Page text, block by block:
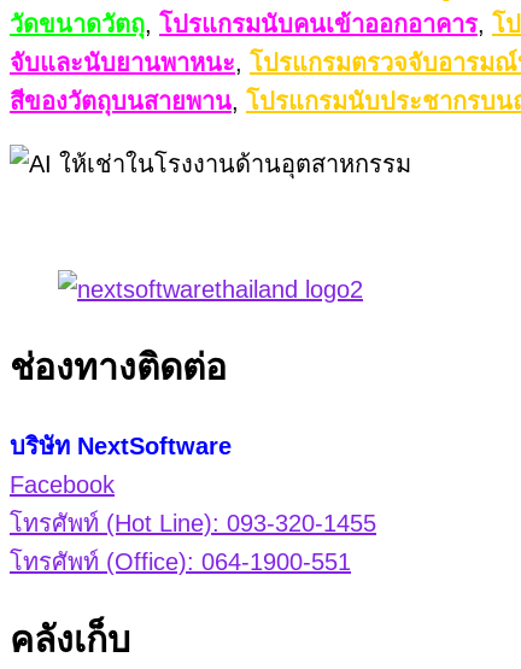
วัดขนาดวัตถุ, โปรแกรมนับคนเข้าออกอาคาร, โ
จับและนับยานพาหนะ, โปรแกรมตรวจจับอารม
สีของวัตถุบนสายพาน, โปรแกรมนับประชากรบ
ช่องทางติดต่อ
บริษัท NextSoftware
Facebook
โทรศัพท์ (Hot Line): 093-320-1455
โทรศัพท์ (Office): 064-1900-551
คลังเก็บ